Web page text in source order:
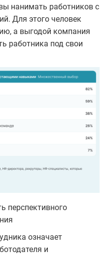
нанимать работников с
Для этого человек
а выгодой компания
работника под свои
перспективного
означает
и